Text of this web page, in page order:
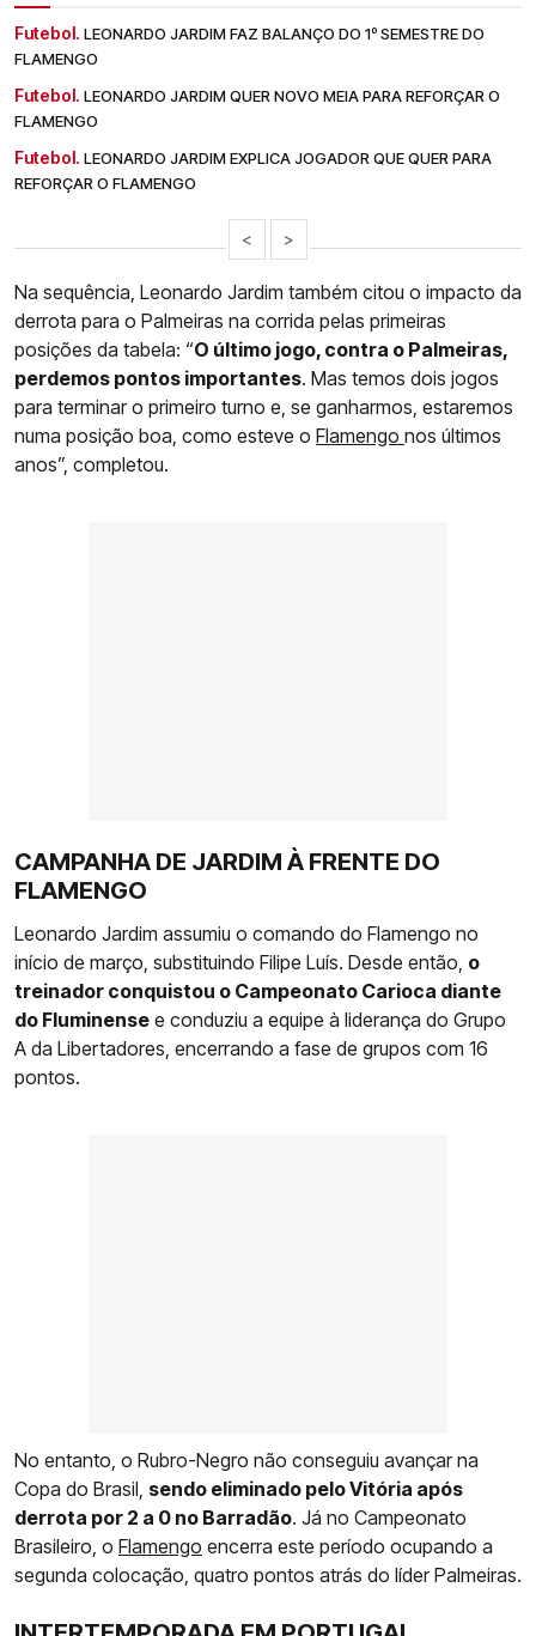
Futebol. LEONARDO JARDIM FAZ BALANÇO DO 1º SEMESTRE DO
FLAMENGO
Futebol. LEONARDO JARDIM QUER NOVO MEIA PARA REFORÇAR O
FLAMENGO
Futebol. LEONARDO JARDIM EXPLICA JOGADOR QUE QUER PARA
REFORÇAR O FLAMENGO
< >
Na sequência, Leonardo Jardim também citou o impacto da
derrota para o Palmeiras na corrida pelas primeiras
posições da tabela: “O último jogo, contra o Palmeiras,
perdemos pontos importantes. Mas temos dois jogos
para terminar o primeiro turno e, se ganharmos, estaremos
numa posição boa, como esteve o Flamengo nos últimos
anos”, completou.
CAMPANHA DE JARDIM À FRENTE DO
FLAMENGO
Leonardo Jardim assumiu o comando do Flamengo no
início de março, substituindo Filipe Luís. Desde então, o
treinador conquistou o Campeonato Carioca diante
do Fluminense e conduziu a equipe à liderança do Grupo
A da Libertadores, encerrando a fase de grupos com 16
pontos.
No entanto, o Rubro-Negro não conseguiu avançar na
Copa do Brasil, sendo eliminado pelo Vitória após
derrota por 2 a 0 no Barradão. Já no Campeonato
Brasileiro, o Flamengo encerra este período ocupando a
segunda colocação, quatro pontos atrás do líder Palmeiras.